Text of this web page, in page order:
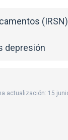
(IRSN)
depresión
actualización: 15